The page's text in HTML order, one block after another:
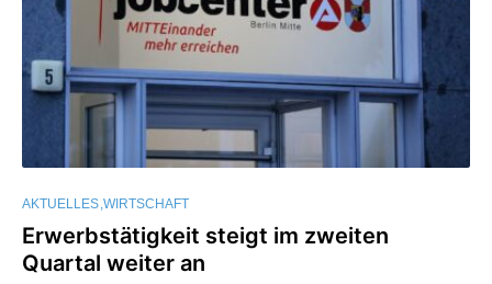
AKTUELLES WIRTSCHAFT
Erwerbstätigkeit steigt im zweiten
Quartal weiter an